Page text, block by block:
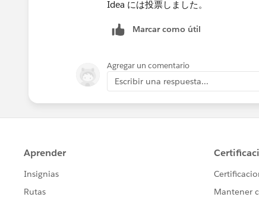
Idea には投票しました。
Marcar como útil
Agregar un comentario
Escribir una respuesta...